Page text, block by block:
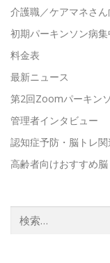
介護職／ケアマネさ
初期パーキンソン病
料金表
最新ニュース
第2回Zoomパーキン
管理者インタビュー
認知症予防・脳トレ
高齢者向けおすすめ
索: